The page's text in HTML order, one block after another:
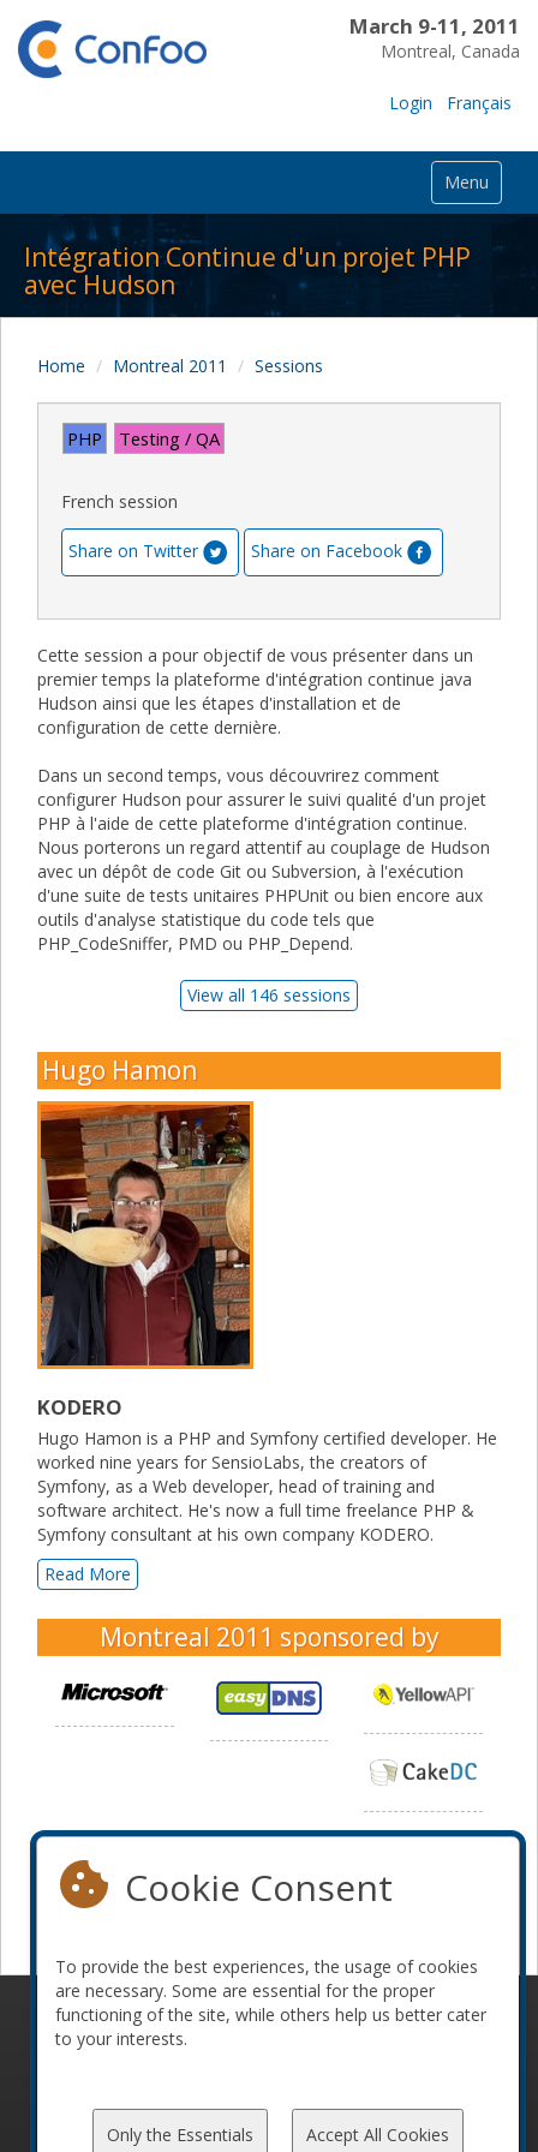
March 9-11, 2011
Montreal, Canada
Login Français
Menu
Intégration Continue d'un projet PHP
avec Hudson
Home Montreal 2011 Sessions
PHP Testing / QA
French session
Share on Twitter Share on Facebook
Cette session a pour objectif de vous présenter dans un
premier temps la plateforme d'intégration continue java
Hudson ainsi que les étapes d'installation et de
configuration de cette dernière.
Dans un second temps, vous découvrirez comment
configurer Hudson pour assurer le suivi qualité d'un projet
PHP à l'aide de cette plateforme d'intégration continue.
Nous porterons un regard attentif au couplage de Hudson
avec un dépôt de code Git ou Subversion, à l'exécution
d'une suite de tests unitaires PHPUnit ou bien encore aux
outils d'analyse statistique du code tels que
PHP_CodeSniffer, PMD ou PHP_Depend.
View all 146 sessions
Hugo Hamon
KODERO
Hugo Hamon is a PHP and Symfony certified developer. He
worked nine years for SensioLabs, the creators of
Symfony, as a Web developer, head of training and
software architect. He's now a full time freelance PHP &
Symfony consultant at his own company KODERO.
Read More
Montreal 2011 sponsored by
© 2010-2026 ConFoo. All rights reserved.
Code of
Cookie Consent
To provide the best experiences, the usage of cookies
are necessary. Some are essential for the proper
functioning of the site, while others help us better cater
to your interests.
Only the Essentials Accept All Cookies